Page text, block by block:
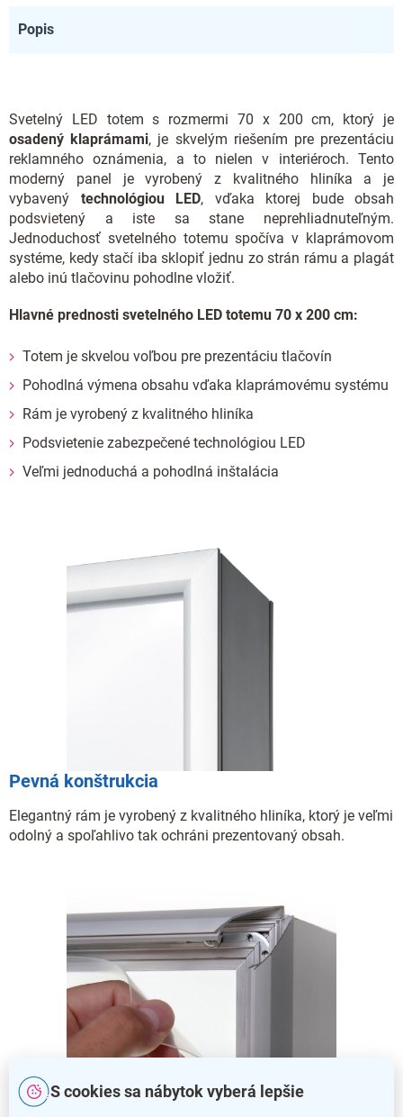
S cookies sa nábytok vyberá lepšie
Popis
Svetelný LED totem s rozmermi 70 x 200 cm, ktorý je
osadený klaprámami, je skvelým riešením pre prezentáciu
reklamného oznámenia, a to nielen v interiéroch. Tento
moderný panel je vyrobený z kvalitného hliníka a je
vybavený technológiou LED, vďaka ktorej bude obsah
podsvietený a iste sa stane neprehliadnuteľným.
Jednoduchosť svetelného totemu spočíva v klaprámovom
systéme, kedy stačí iba sklopiť jednu zo strán rámu a plagát
alebo inú tlačovinu pohodlne vložiť.
Hlavné prednosti svetelného LED totemu 70 x 200 cm:
Totem je skvelou voľbou pre prezentáciu tlačovín
Pohodlná výmena obsahu vďaka klaprámovému systému
Rám je vyrobený z kvalitného hliníka
Podsvietenie zabezpečené technológiou LED
Veľmi jednoduchá a pohodlná inštalácia
Pevná konštrukcia
Elegantný rám je vyrobený z kvalitného hliníka, ktorý je veľmi
odolný a spoľahlivo tak ochráni prezentovaný obsah.